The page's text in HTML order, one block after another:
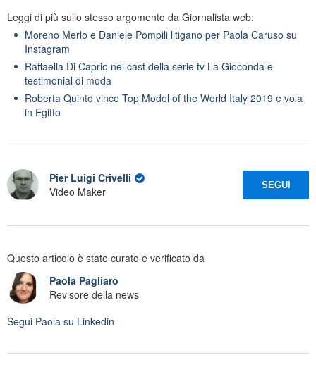
Leggi di più sullo stesso argomento da Giornalista web:
Moreno Merlo e Daniele Pompili litigano per Paola Caruso su
Instagram
Raffaella Di Caprio nel cast della serie tv La Gioconda e
testimonial di moda
Roberta Quinto vince Top Model of the World Italy 2019 e vola
in Egitto
Pier Luigi Crivelli
Video Maker
SEGUI
Questo articolo è stato curato e verificato da
Paola Pagliaro
Revisore della news
Segui Paola su Linkedin